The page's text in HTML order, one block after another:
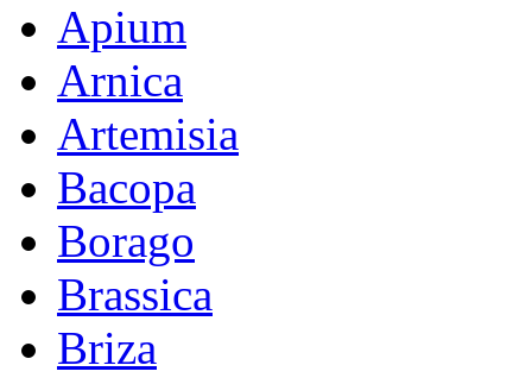
Apium
Arnica
Artemisia
Bacopa
Borago
Brassica
Briza